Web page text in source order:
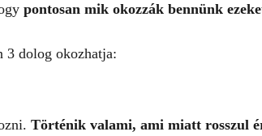
pontosan mik okozzák bennünk
3 dolog okozhatja:
Történik valami, ami miatt rosszul